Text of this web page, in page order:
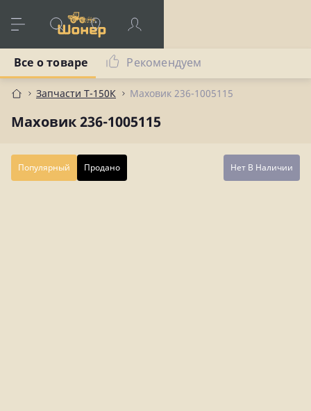
Запчасти Т-150К Маховик 236-1005115
Маховик 236-1005115
Все о товаре Рекомендуем
Популярный Продано Нет В Наличии